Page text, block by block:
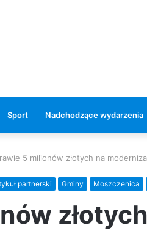
Sport Nadchodzące wydarzenia
5 milionów złotych na
partnerski Gminy Moszczenica